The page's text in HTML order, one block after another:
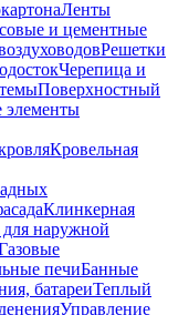
Ленты
и цементные
Решетки
Черепица и
Поверхностный
элементы
Кровельная
Клинкерная
наружной
печиБанные
батареиТеплый
Управление